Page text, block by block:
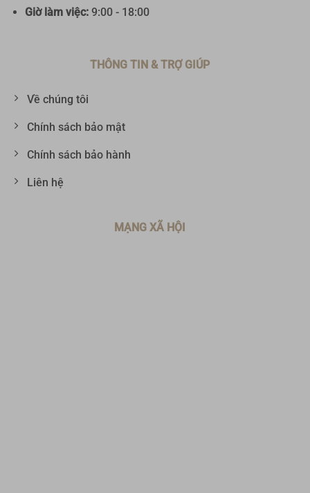
Giờ làm việc:9:00 - 18:00
THÔNG TIN & TRỢ GIÚP
Về chúng tôi
Chính sách bảo mật
Chính sách bảo hành
Liên hệ
MẠNG XÃ HỘI